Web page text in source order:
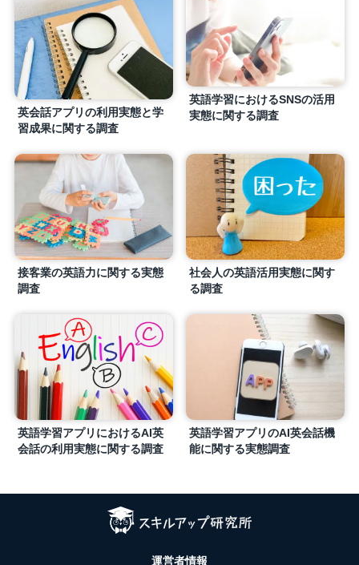
英会話アプリの利用実態と学
習成果に関する調査
英語学習におけるSNSの活用
実態に関する調査
接客業の英語力に関する実態
調査
社会人の英語活用実態に関す
る調査
英語学習アプリにおけるAI英
会話の利用実態に関する調査
英語学習アプリのAI英会話機
能に関する実態調査
運営者情報